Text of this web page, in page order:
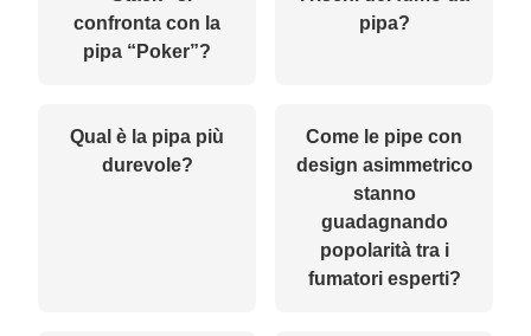
confronta con la
pipa “Poker”?
pipa?
Qual è la pipa più
durevole?
Come le pipe con
design asimmetrico
stanno
guadagnando
popolarità tra i
fumatori esperti?